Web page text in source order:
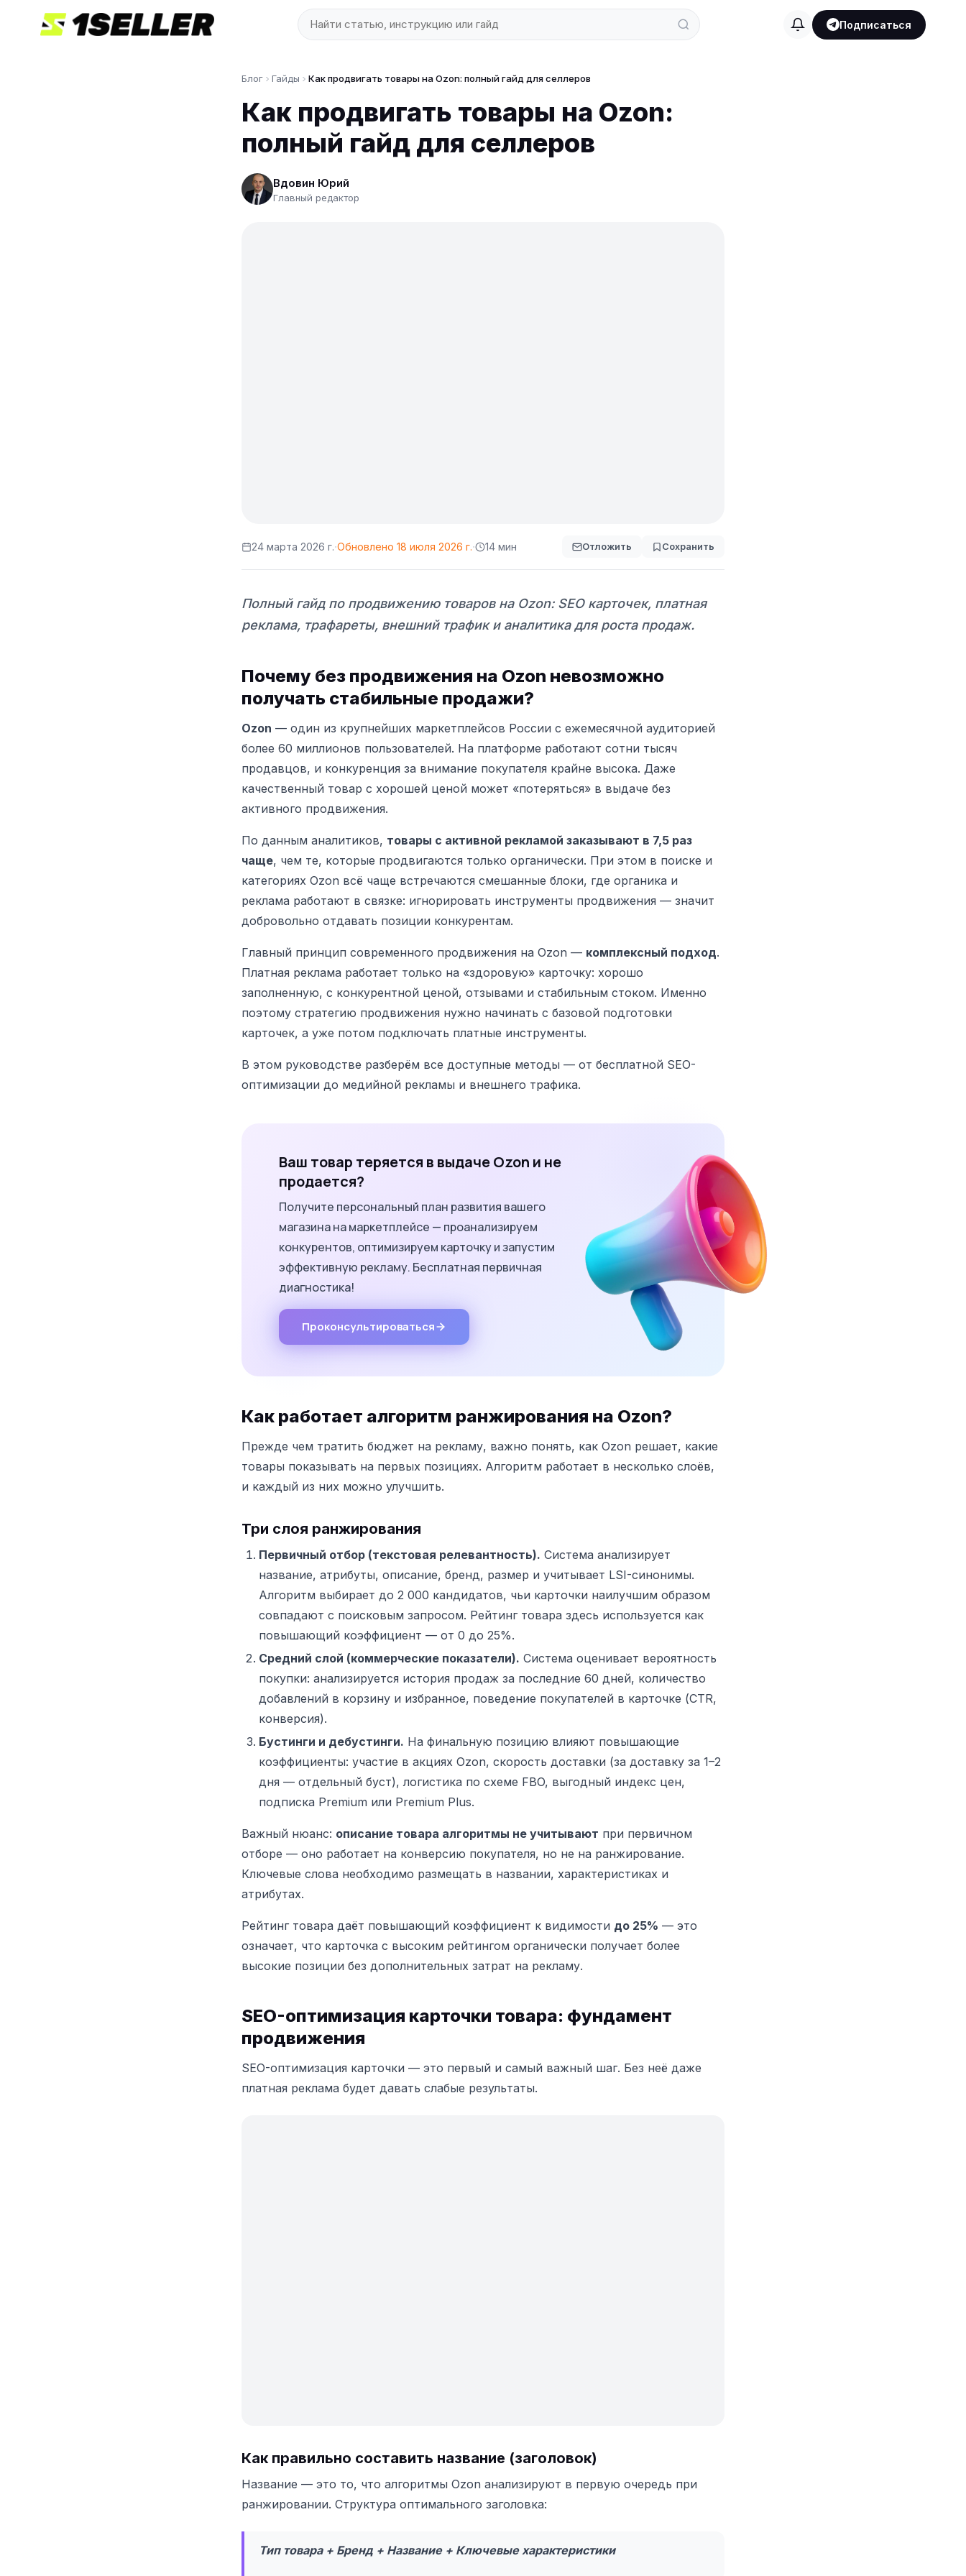
Подписаться
Блог Гайды Как продвигать товары на Ozon: полный гайд для селлеров
Как продвигать товары на Ozon:
полный гайд для селлеров
Вдовин Юрий
Главный редактор
24 марта 2026 г.·Обновлено 18 июля 2026 г.· 14 мин Отложить Сохранить
Полный гайд по продвижению товаров на Ozon: SEO карточек, платная
реклама, трафареты, внешний трафик и аналитика для роста продаж.
Почему без продвижения на Ozon невозможно
получать стабильные продажи?
Ozon — один из крупнейших маркетплейсов России с ежемесячной аудиторией
более 60 миллионов пользователей. На платформе работают сотни тысяч
продавцов, и конкуренция за внимание покупателя крайне высока. Даже
качественный товар с хорошей ценой может «потеряться» в выдаче без
активного продвижения.
По данным аналитиков, товары с активной рекламой заказывают в 7,5 раз
чаще, чем те, которые продвигаются только органически. При этом в поиске и
категориях Ozon всё чаще встречаются смешанные блоки, где органика и
реклама работают в связке: игнорировать инструменты продвижения — значит
добровольно отдавать позиции конкурентам.
Главный принцип современного продвижения на Ozon — комплексный подход.
Платная реклама работает только на «здоровую» карточку: хорошо
заполненную, с конкурентной ценой, отзывами и стабильным стоком. Именно
поэтому стратегию продвижения нужно начинать с базовой подготовки
карточек, а уже потом подключать платные инструменты.
В этом руководстве разберём все доступные методы — от бесплатной SEO-
оптимизации до медийной рекламы и внешнего трафика.
Ваш товар теряется в выдаче Ozon и не
продается?
Получите персональный план развития вашего
магазина на маркетплейсе — проанализируем
конкурентов, оптимизируем карточку и запустим
эффективную рекламу. Бесплатная первичная
диагностика!
Проконсультироваться
Как работает алгоритм ранжирования на Ozon?
Прежде чем тратить бюджет на рекламу, важно понять, как Ozon решает, какие
товары показывать на первых позициях. Алгоритм работает в несколько слоёв,
и каждый из них можно улучшить.
Три слоя ранжирования
Первичный отбор (текстовая релевантность). Система анализирует
название, атрибуты, описание, бренд, размер и учитывает LSI-синонимы.
Алгоритм выбирает до 2 000 кандидатов, чьи карточки наилучшим образом
совпадают с поисковым запросом. Рейтинг товара здесь используется как
повышающий коэффициент — от 0 до 25%.
Средний слой (коммерческие показатели). Система оценивает вероятность
покупки: анализируется история продаж за последние 60 дней, количество
добавлений в корзину и избранное, поведение покупателей в карточке (CTR,
конверсия).
Бустинги и дебустинги. На финальную позицию влияют повышающие
коэффициенты: участие в акциях Ozon, скорость доставки (за доставку за 1–2
дня — отдельный буст), логистика по схеме FBO, выгодный индекс цен,
подписка Premium или Premium Plus.
Важный нюанс: описание товара алгоритмы не учитывают при первичном
отборе — оно работает на конверсию покупателя, но не на ранжирование.
Ключевые слова необходимо размещать в названии, характеристиках и
атрибутах.
Рейтинг товара даёт повышающий коэффициент к видимости до 25% — это
означает, что карточка с высоким рейтингом органически получает более
высокие позиции без дополнительных затрат на рекламу.
SEO-оптимизация карточки товара: фундамент
продвижения
SEO-оптимизация карточки — это первый и самый важный шаг. Без неё даже
платная реклама будет давать слабые результаты.
Как правильно составить название (заголовок)
Название — это то, что алгоритмы Ozon анализируют в первую очередь при
ранжировании. Структура оптимального заголовка:
Тип товара + Бренд + Название + Ключевые характеристики